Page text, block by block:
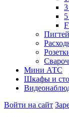
Мини АТС
Шкафы и
Войти на сайт